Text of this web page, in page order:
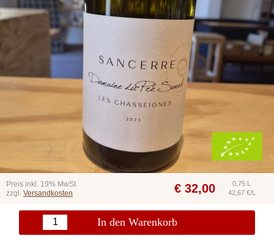
Preis inkl. 19% MwSt.
zzgl. Versandkosten € 32,00
0,75 L
42,67 €/L
In den Warenkorb